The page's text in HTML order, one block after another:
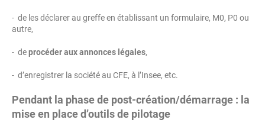
- de les déclarer au greffe en établissant un formulaire, M0, P0 ou
autre,
- deprocéder aux annonces légales,
- d’enregistrer la société au CFE, à l’Insee, etc.
Pendant la phase de post-création/démarrage : la
mise en place d’outils de pilotage